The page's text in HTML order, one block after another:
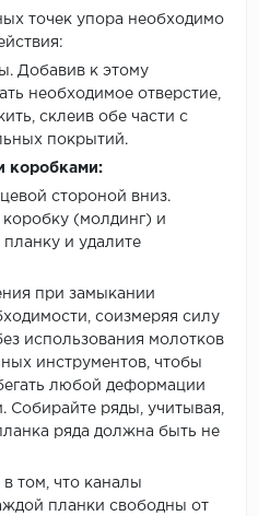
точек упора необходимо
Добавив к этому
необходимое отверстие,
склеив обе части с
покрытий.
коробками:
стороной вниз.
коробку (молдинг) и
и удалите
при замыкании
соизмеряя силу
использования молотков
инструментов, чтобы
любой деформации
Собирайте ряды, учитывая,
ряда должна быть не
том, что каналы
планки свободны от